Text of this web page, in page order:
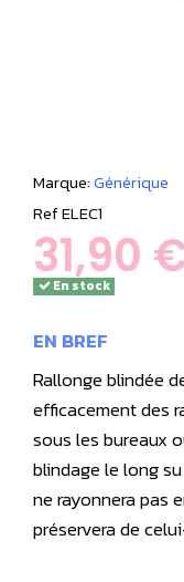
Marque:Générique
RefELEC1
31,90
En stock
EN BREF
Rallonge blindée
efficacement des
sous les bureaux
blindage le long
ne rayonnera pas
préservera de